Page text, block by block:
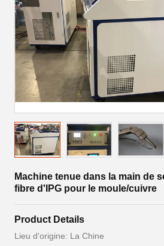
Machine tenue dans la main de
fibre d'IPG pour le moule/cuivre
Product Details
Lieu d'origine: La Chine